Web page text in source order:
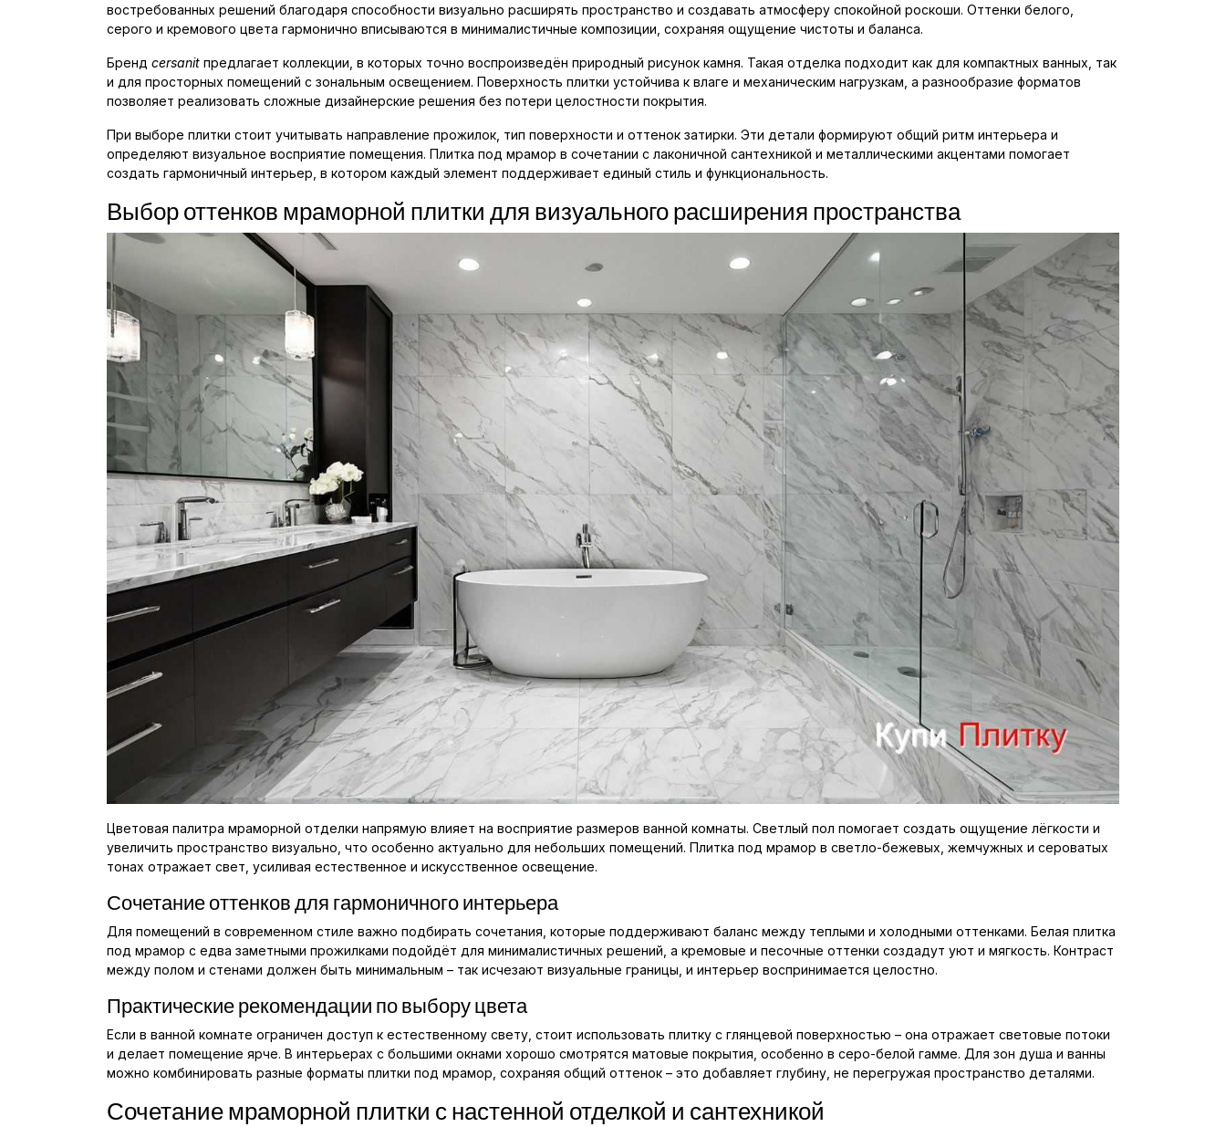
востребованных решений благодаря способности визуально расширять пространство и создавать атмосферу спокойной роскоши. Оттенки белого,
серого и кремового цвета гармонично вписываются в минималистичные композиции, сохраняя ощущение чистоты и баланса.
Бренд cersanit предлагает коллекции, в которых точно воспроизведён природный рисунок камня. Такая отделка подходит как для компактных ванных, так
и для просторных помещений с зональным освещением. Поверхность плитки устойчива к влаге и механическим нагрузкам, а разнообразие форматов
позволяет реализовать сложные дизайнерские решения без потери целостности покрытия.
При выборе плитки стоит учитывать направление прожилок, тип поверхности и оттенок затирки. Эти детали формируют общий ритм интерьера и
определяют визуальное восприятие помещения. Плитка под мрамор в сочетании с лаконичной сантехникой и металлическими акцентами помогает
создать гармоничный интерьер, в котором каждый элемент поддерживает единый стиль и функциональность.
Выбор оттенков мраморной плитки для визуального расширения пространства
Цветовая палитра мраморной отделки напрямую влияет на восприятие размеров ванной комнаты. Светлый пол помогает создать ощущение лёгкости и
увеличить пространство визуально, что особенно актуально для небольших помещений. Плитка под мрамор в светло-бежевых, жемчужных и сероватых
тонах отражает свет, усиливая естественное и искусственное освещение.
Сочетание оттенков для гармоничного интерьера
Для помещений в современном стиле важно подбирать сочетания, которые поддерживают баланс между теплыми и холодными оттенками. Белая плитка
под мрамор с едва заметными прожилками подойдёт для минималистичных решений, а кремовые и песочные оттенки создадут уют и мягкость. Контраст
между полом и стенами должен быть минимальным – так исчезают визуальные границы, и интерьер воспринимается целостно.
Практические рекомендации по выбору цвета
Если в ванной комнате ограничен доступ к естественному свету, стоит использовать плитку с глянцевой поверхностью – она отражает световые потоки
и делает помещение ярче. В интерьерах с большими окнами хорошо смотрятся матовые покрытия, особенно в серо-белой гамме. Для зон душа и ванны
можно комбинировать разные форматы плитки под мрамор, сохраняя общий оттенок – это добавляет глубину, не перегружая пространство деталями.
Сочетание мраморной плитки с настенной отделкой и сантехникой